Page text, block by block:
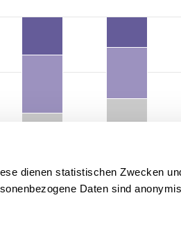
dienen statistischen Zwecken
Daten sind